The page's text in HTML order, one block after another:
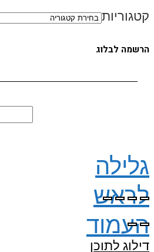
לעוד סרטונים לחצו פה
קטגוריות
הרשמה לבלוג
גלילה
לראש
העמוד
דילוג לתוכן